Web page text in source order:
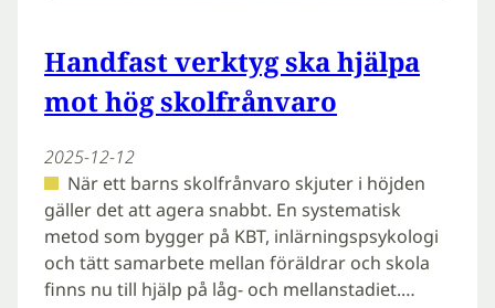
Handfast verktyg ska hjälpa
mot hög skolfrånvaro
2025-12-12
När ett barns skolfrånvaro skjuter i höjden
gäller det att agera snabbt. En systematisk
metod som bygger på KBT, inlärningspsykologi
och tätt samarbete mellan föräldrar och skola
finns nu till hjälp på låg- och mellanstadiet.…